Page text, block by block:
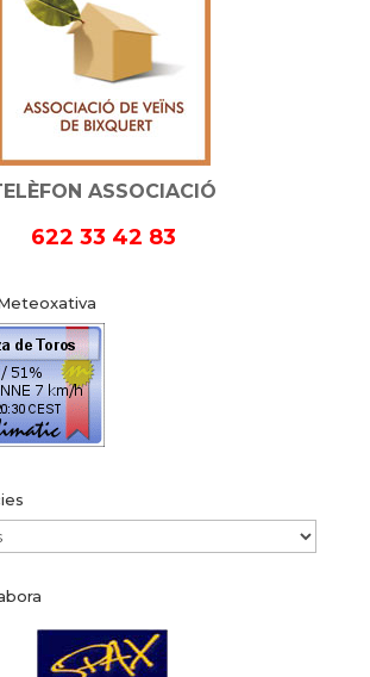
ASSOCIACIÓ
622 33 42 83